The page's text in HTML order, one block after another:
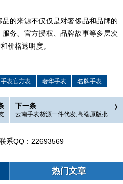
的来源不仅仅是对奢侈品和品牌的
务、官方授权、品牌故事等多层次
价格透明度。
手表官方表 奢华手表 名牌手表
下一条
云南手表货源一件代发,高端原版批
系QQ：22693569
热门文章